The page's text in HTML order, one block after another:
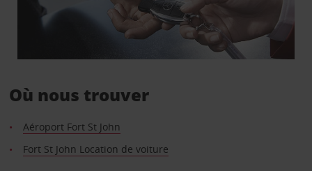
Où nous trouver
Aéroport Fort St John
Fort St John Location de voiture